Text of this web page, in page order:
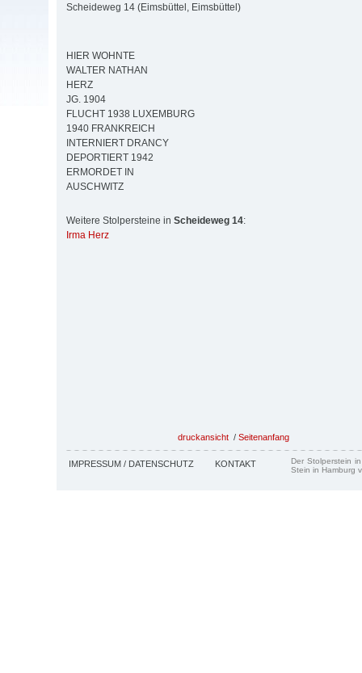
Scheideweg 14 (Eimsbüttel, Eimsbüttel)
HIER WOHNTE
WALTER NATHAN
HERZ
JG. 1904
FLUCHT 1938 LUXEMBURG
1940 FRANKREICH
INTERNIERT DRANCY
DEPORTIERT 1942
ERMORDET IN
AUSCHWITZ
Weitere Stolpersteine in Scheideweg 14:
Irma Herz
druckansicht / Seitenanfang
IMPRESSUM / DATENSCHUTZ KONTAKT
Der Stolperstein
Stein in Hamburg